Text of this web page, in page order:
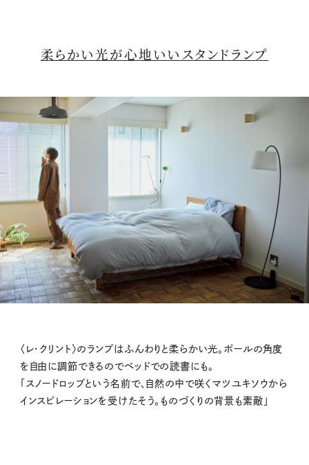
柔らかい光が心地いいスタンドランプ
〈レ・クリント〉のランプはふんわりと柔らかい光。ポールの角度
を自由に調節できるのでベッドでの読書にも。
「スノードロップという名前で、自然の中で咲くマツユキソウから
インスピレーションを受けたそう。ものづくりの背景も素敵」